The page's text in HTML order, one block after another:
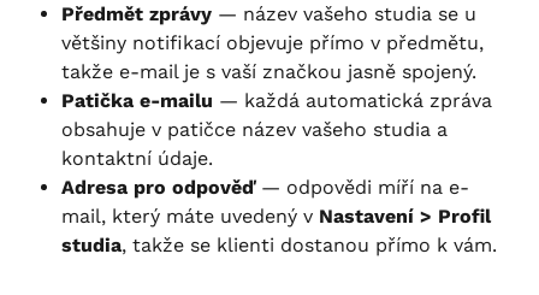
Předmět zprávy — název vašeho studia se u
většiny notifikací objevuje přímo v předmětu,
takže e-mail je s vaší značkou jasně spojený.
Patička e-mailu — každá automatická zpráva
obsahuje v patičce název vašeho studia a
kontaktní údaje.
Adresa pro odpověď — odpovědi míří na e-
mail, který máte uvedený v Nastavení > Profil
studia, takže se klienti dostanou přímo k vám.